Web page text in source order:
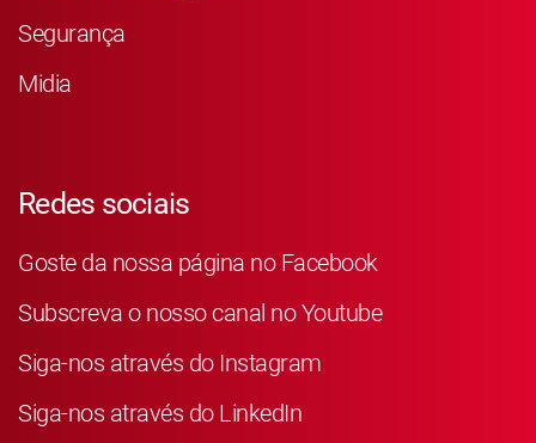
Segurança
Midia
Redes sociais
Goste da nossa página no Facebook
Subscreva o nosso canal no Youtube
Siga-nos através do Instagram
Siga-nos através do LinkedIn